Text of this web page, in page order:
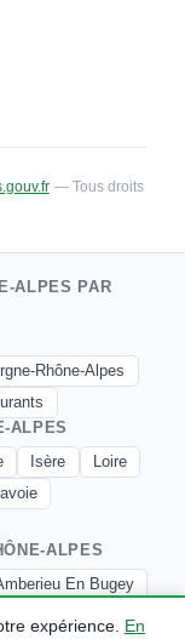
expérience.
En
— Tous droits
ALPES PAR
Rhône-Alpes
ALPES
Isère
Loire
ALPES
En Bugey
Annecy